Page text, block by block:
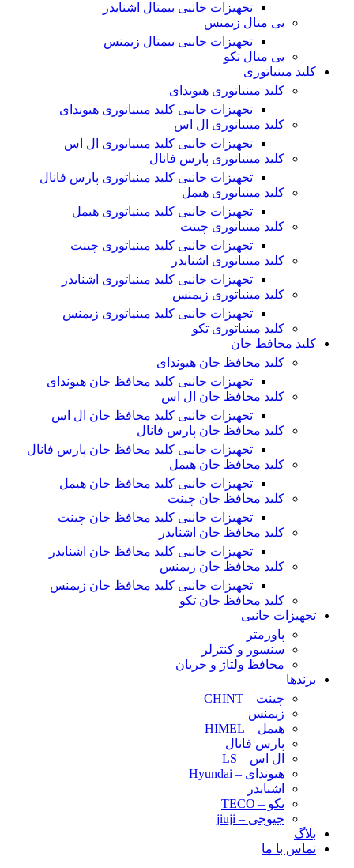
تجهیزات جانبی بیمتال اشنایدر
بی متال زیمنس
تجهیزات جانبی بیمتال زیمنس
بی متال تکو
کلید مینیاتوری
کلید مینیاتوری هیوندای
تجهیزات جانبی کلید مینیاتوری هیوندای
کلید مینیاتوری ال اس
تجهیزات جانبی کلید مینیاتوری ال اس
کلید مینیاتوری پارس فانال
تجهیزات جانبی کلید مینیاتوری پارس فانال
کلید مینیاتوری هیمل
تجهیزات جانبی کلید مینیاتوری هیمل
کلید مینیاتوری چینت
تجهیزات جانبی کلید مینیاتوری چینت
کلید مینیاتوری اشنایدر
تجهیزات جانبی کلید مینیاتوری اشنایدر
کلید مینیاتوری زیمنس
تجهیزات جانبی کلید مینیاتوری زیمنس
کلید مینیاتوری تکو
کلید محافظ جان
کلید محافظ جان هیوندای
تجهیزات جانبی کلید محافظ جان هیوندای
کلید محافظ جان ال اس
تجهیزات جانبی کلید محافظ جان ال اس
کلید محافظ جان پارس فانال
تجهیزات جانبی کلید محافظ جان پارس فانال
کلید محافظ جان هیمل
تجهیزات جانبی کلید محافظ جان هیمل
کلید محافظ جان چینت
تجهیزات جانبی کلید محافظ جان چینت
کلید محافظ جان اشنایدر
تجهیزات جانبی کلید محافظ جان اشنایدر
کلید محافظ جان زیمنس
تجهیزات جانبی کلید محافظ جان زیمنس
کلید محافظ جان تکو
تجهیزات جانبی
پاورمتر
سنسور و کنترلر
محافظ ولتاژ و‌ جریان
برندها
چینت – CHINT
زیمنس
هیمل – HIMEL
پارس فانال
ال اس – LS
هیوندای – Hyundai
اشنایدر
تکو – TECO
جیوجی – jiuji
بلاگ
تماس با ما